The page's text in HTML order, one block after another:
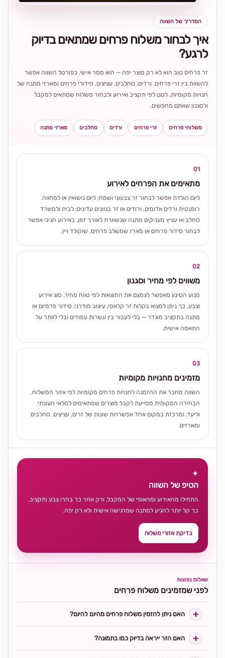
המדריך של השווה
איך לבחור משלוח פרחים שמתאים בדיוק
לרגע?
זר פרחים טוב הוא לא רק מוצר יפה — הוא מסר אישי. בפורטל השווה אפשר
להשוות בין זרי פרחים, ורדים, סחלבים, עציצים, סידורי פרחים ומארזי מתנה של
חנויות מקומיות, לסנן לפי תקציב ואירוע ולבחור משלוח שמתאים למקבל
ולסגנון שאתם מחפשים.
משלוחי פרחים זרי פרחים ורדים סחלבים מארזי מתנה
01
מתאימים את הפרחים לאירוע
ליום הולדת אפשר לבחור זר צבעוני ושמח; ליום נישואין או למחווה
רומנטית ורדים אדומים, ורודים או זר בגוונים עדינים; לבית ולמשרד
סחלב או עציץ מעניקים מתנה שנשארת לאורך זמן. באירוע חגיגי אפשר
לבחור סידור פרחים או מארז שמשלב פרחים, שוקולד ויין.
02
משווים לפי מחיר וסגנון
מנוע הסינון מאפשר לצמצם את התוצאות לפי טווח מחיר, סוג אירוע
וצבע. כך ניתן למצוא בקלות זר קלאסי, עיצוב מודרני, סידור פרמיום או
מתנה בתקציב מוגדר — בלי לעבור בין עשרות עמודים ובלי לוותר על
התאמה אישית.
03
מזמינים מחנויות מקומיות
השווה מחבר את ההזמנה לחנויות פרחים מקומיות לפי אזור המשלוח.
הבחירה המקומית מסייעת לקבל מוצרים שמתאימים למלאי העונתי
וליעד, ומרכזת במקום אחד אפשרויות שונות של זרים, עציצים, סחלבים
ומארזים.
✦
הטיפ של השווה
התחילו מהאירוע ומהאופי של המקבל, ורק אחר כך בחרו צבע ותקציב.
כך קל יותר להגיע למתנה שמרגישה אישית ולא רק יפה.
בדיקת אזורי משלוח
שאלות נפוצות
לפני שמזמינים משלוח פרחים
האם ניתן להזמין משלוח פרחים מהיום להיום?
האם הזר ייראה בדיוק כמו בתמונה?